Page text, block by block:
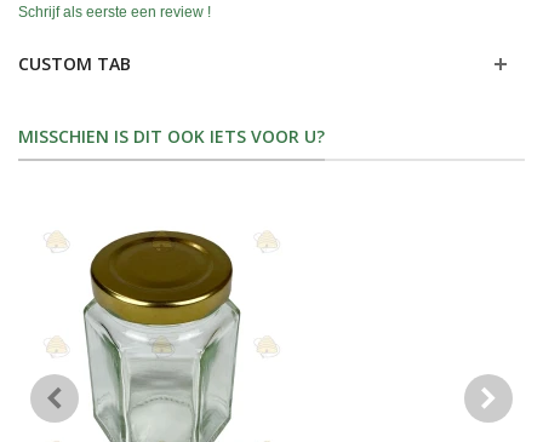
Schrijf als eerste een review !
CUSTOM TAB
MISSCHIEN IS DIT OOK IETS VOOR U?